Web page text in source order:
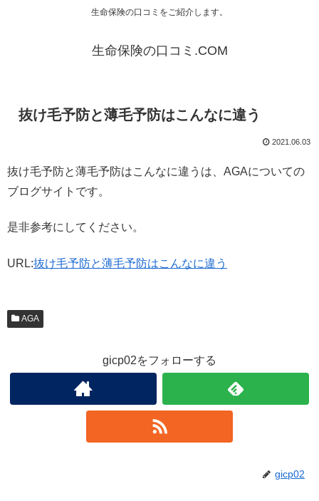
生命保険の口コミをご紹介します。
生命保険の口コミ.COM
抜け毛予防と薄毛予防はこんなに違う
2021.06.03
抜け毛予防と薄毛予防はこんなに違うは、AGAについての
ブログサイトです。
是非参考にしてください。
URL:抜け毛予防と薄毛予防はこんなに違う
AGA
gicp02をフォローする
gicp02